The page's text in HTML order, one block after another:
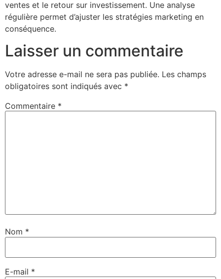
ventes et le retour sur investissement. Une analyse
régulière permet d’ajuster les stratégies marketing en
conséquence.
Laisser un commentaire
Votre adresse e-mail ne sera pas publiée. Les champs
obligatoires sont indiqués avec *
Commentaire *
Nom *
E-mail *